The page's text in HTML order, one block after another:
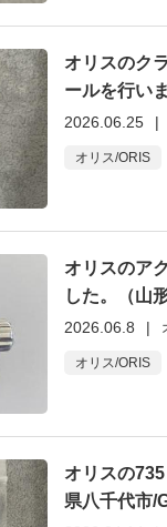
オリスのク
ールを行い
2026.06.25 |
オリス/ORIS
オリスのア
した。（山
2026.06.8 |
オリス/ORIS
オリスの
県八千代市/G